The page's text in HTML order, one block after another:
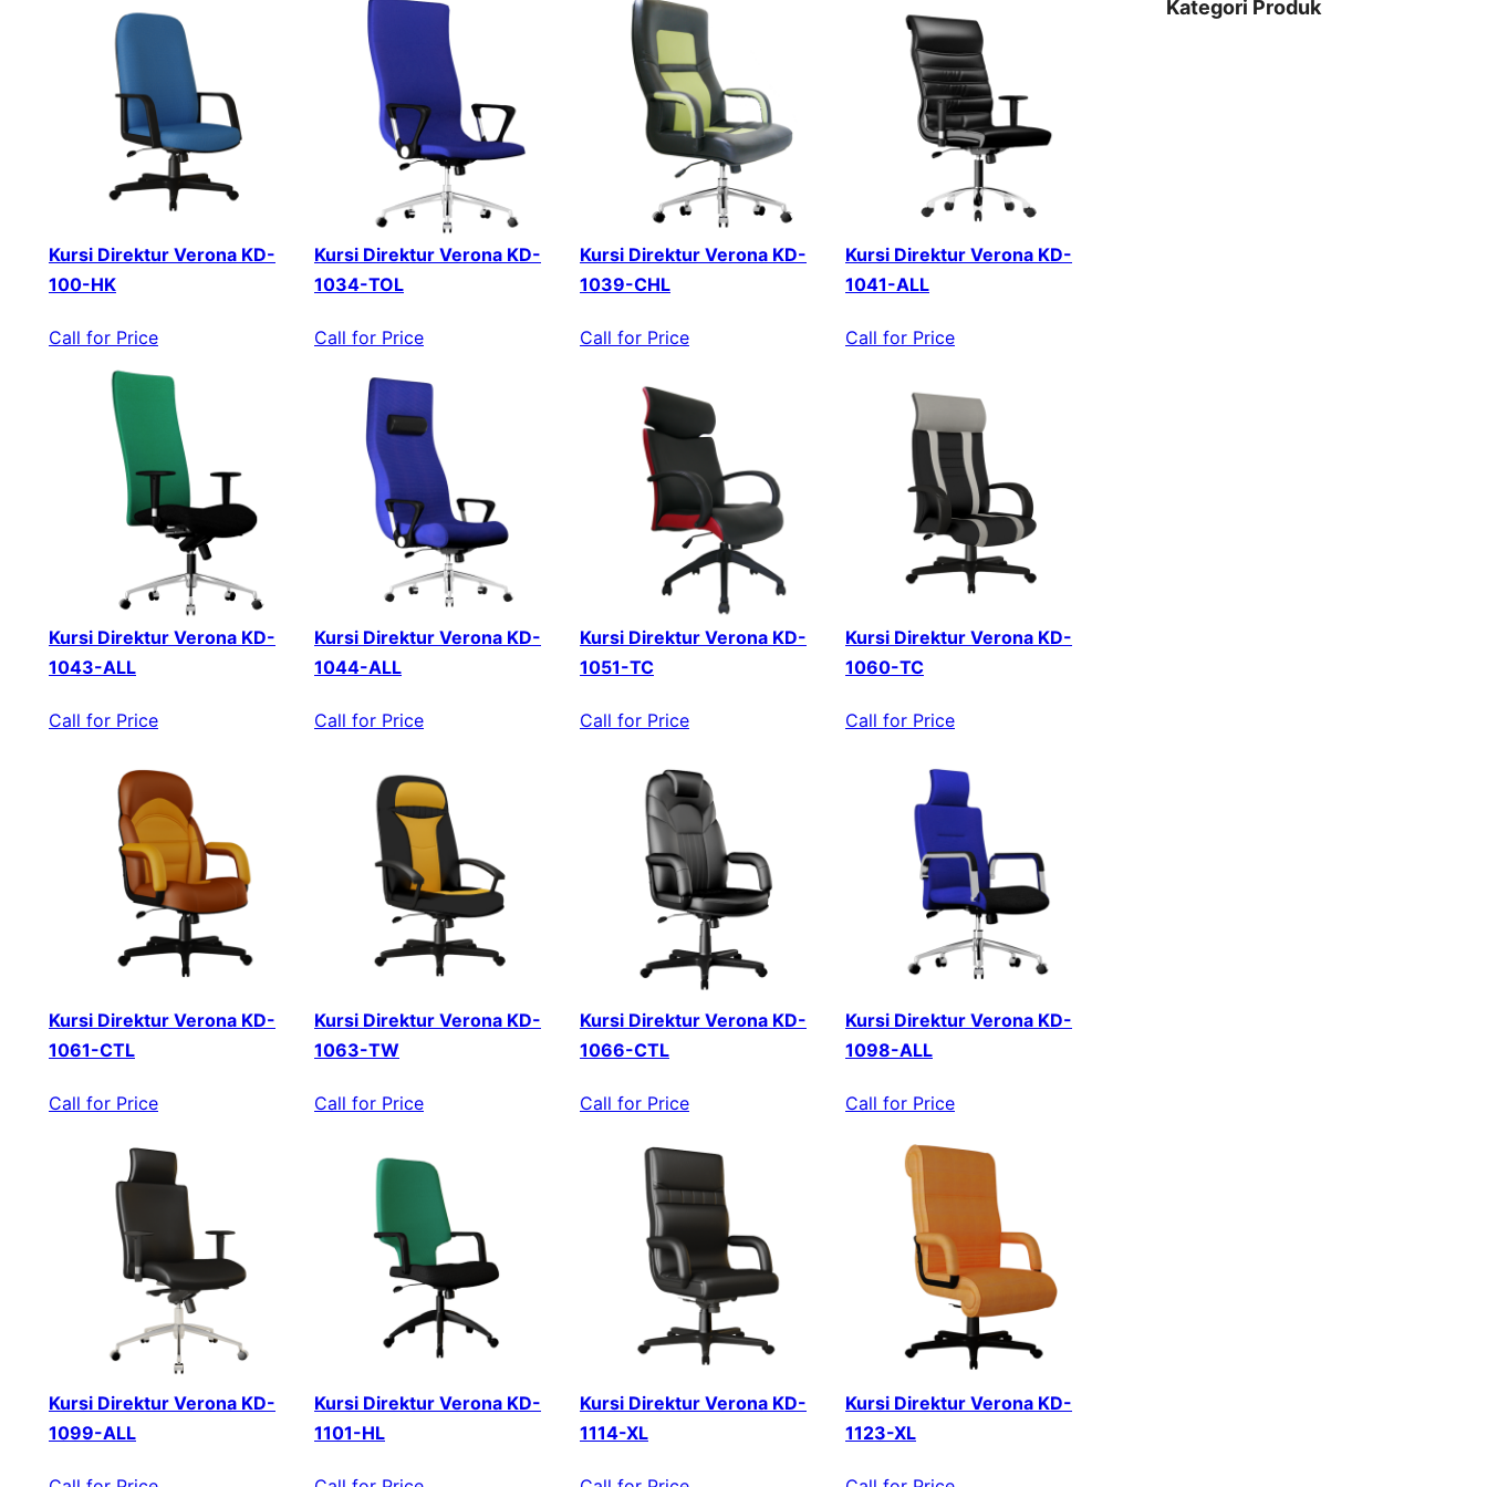
Kursi Direktur Verona KD-
100-HK
Call for Price
Kursi Direktur Verona KD-
1034-TOL
Call for Price
Kursi Direktur Verona KD-
1039-CHL
Call for Price
Kursi Direktur Verona KD-
1041-ALL
Call for Price
Kursi Direktur Verona KD-
1043-ALL
Call for Price
Kursi Direktur Verona KD-
1044-ALL
Call for Price
Kursi Direktur Verona KD-
1051-TC
Call for Price
Kursi Direktur Verona KD-
1060-TC
Call for Price
Kursi Direktur Verona KD-
1061-CTL
Call for Price
Kursi Direktur Verona KD-
1063-TW
Call for Price
Kursi Direktur Verona KD-
1066-CTL
Call for Price
Kursi Direktur Verona KD-
1098-ALL
Call for Price
Kursi Direktur Verona KD-
1099-ALL
Kursi Direktur Verona KD-
1101-HL
Kursi Direktur Verona KD-
1114-XL
Kursi Direktur Verona KD-
1123-XL
Kategori Produk